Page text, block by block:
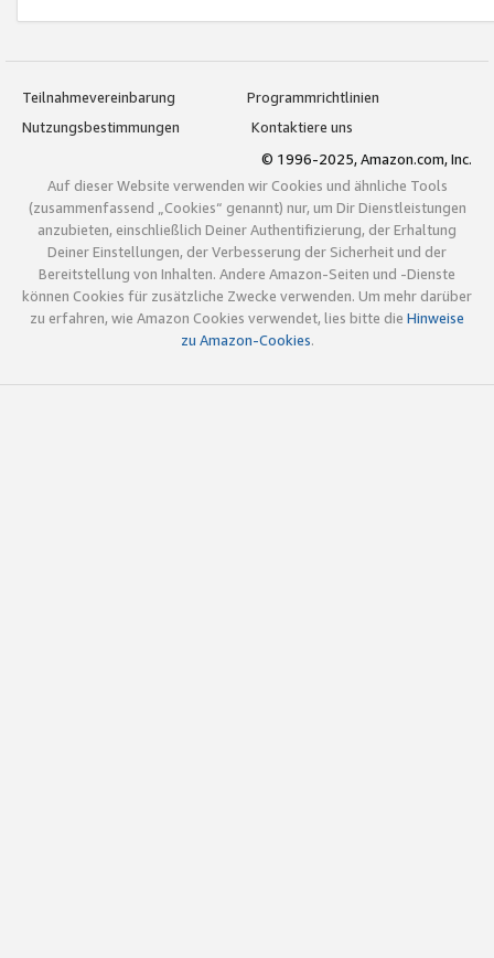
Teilnahmevereinbarung
Programmrichtlinien
Nutzungsbestimmungen
Kontaktiere uns
© 1996-2025, Amazon.com, Inc.
Auf dieser Website verwenden wir Cookies und ähnliche Tools
(zusammenfassend „Cookies“ genannt) nur, um Dir Dienstleistungen
anzubieten, einschließlich Deiner Authentifizierung, der Erhaltung
Deiner Einstellungen, der Verbesserung der Sicherheit und der
Bereitstellung von Inhalten. Andere Amazon-Seiten und -Dienste
können Cookies für zusätzliche Zwecke verwenden. Um mehr darüber
zu erfahren, wie Amazon Cookies verwendet, lies bitte die Hinweise
zu Amazon-Cookies.